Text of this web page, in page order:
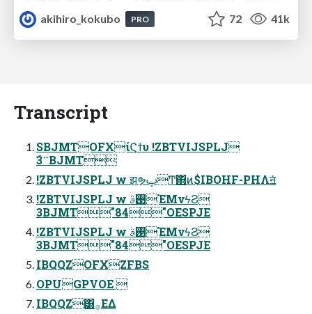
akihiro_kokubo
PRO 72 41k
Transcript
SBJMTOFXίϚϯυ !ZBTVIJSPLJ
ۜ࠲3BJMT
!ZBTVIJSPLJ w झຯࢠͲ΋ͷ$IBOHF-PHΛॻ͘
!ZBTVIJSPLJ w ࢓ࣄΈΜνϟϨ
3BJMT"84"OESPJE
!ZBTVIJSPLJ w ࢓ࣄΈΜνϟϨ
3BJMT"84"OESPJE
IBQQZOFXZFBS
OPUGPVOE 
IBQQZ͸࡞ΕΔ